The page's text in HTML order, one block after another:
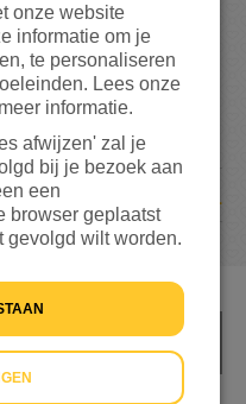
1
onze website
informatie om je
te personaliseren
Lees onze
informatie.
afwijzen' zal je
bij je bezoek aan
een
browser geplaatst
gevolgd wilt worden.